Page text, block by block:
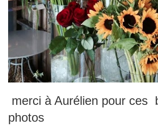
merci à Aurélien pour ces
photos